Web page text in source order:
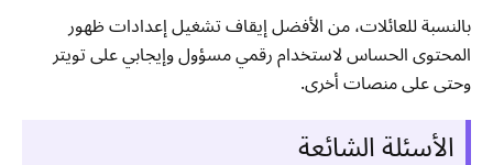
بالنسبة للعائلات، من الأفضل إيقاف تشغيل إعدادات ظهور
المحتوى الحساس لاستخدام رقمي مسؤول وإيجابي على تويتر
وحتى على منصات أخرى.
الأسئلة الشائعة